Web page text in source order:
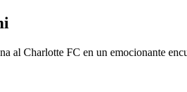
al Charlotte FC en un emocionante